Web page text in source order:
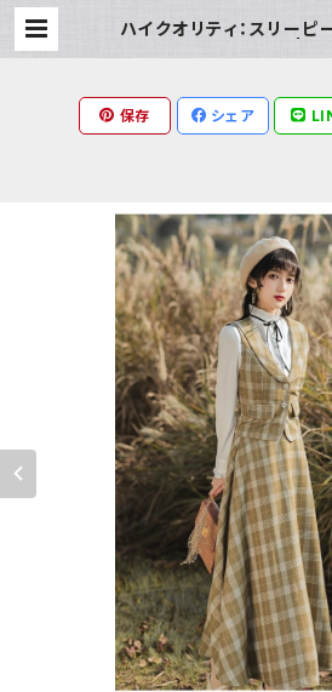
ハイクオリティ：スリーピ
保存 シェア